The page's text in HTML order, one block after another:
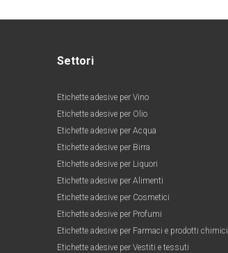
Settori
Etichette adesive per Vino
Etichette adesive per Olio
Etichette adesive per Acqua
Etichette adesive per Birra
Etichette adesive per Liquori
Etichette adesive per Alimenti
Etichette adesive per Cosmetici
Etichette adesive per Profumi
Etichette adesive per Farmaci e prodotti chimici
Etichette adesive per Vestiti e tessuti